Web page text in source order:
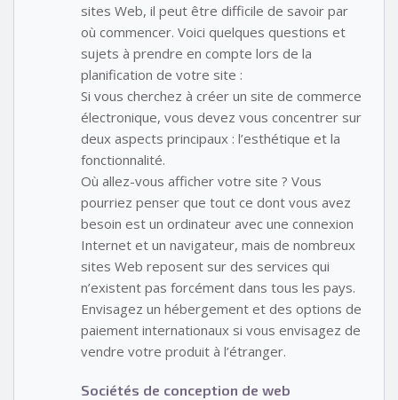
sites Web, il peut être difficile de savoir par
où commencer. Voici quelques questions et
sujets à prendre en compte lors de la
planification de votre site :
Si vous cherchez à créer un site de commerce
électronique, vous devez vous concentrer sur
deux aspects principaux : l’esthétique et la
fonctionnalité.
Où allez-vous afficher votre site ? Vous
pourriez penser que tout ce dont vous avez
besoin est un ordinateur avec une connexion
Internet et un navigateur, mais de nombreux
sites Web reposent sur des services qui
n’existent pas forcément dans tous les pays.
Envisagez un hébergement et des options de
paiement internationaux si vous envisagez de
vendre votre produit à l’étranger.
Sociétés de conception de web